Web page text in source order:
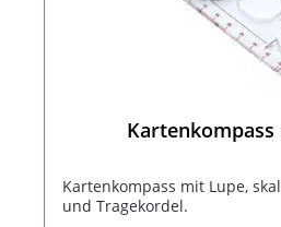
Kartenkompass mit Lupe,
und Tragekordel.